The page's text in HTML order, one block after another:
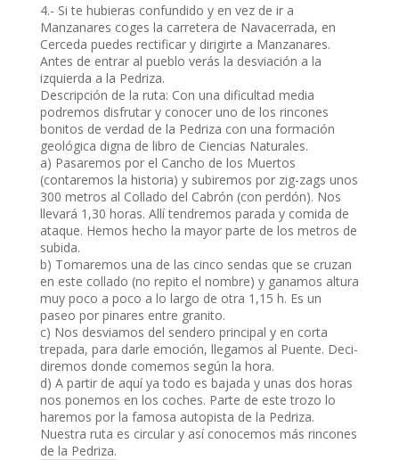
4.- Si te hubieras confundido y en vez de ir a
Manzanares coges la carretera de Navacerrada, en
Cerceda puedes rectificar y dirigirte a Manzanares.
Antes de entrar al pueblo verás la desviación a la
izquierda a la Pedriza.
Descripción de la ruta: Con una dificultad media
podremos disfrutar y conocer uno de los rincones
bonitos de verdad de la Pedriza con una formación
geológica digna de libro de Ciencias Naturales.
a) Pasaremos por el Cancho de los Muertos
(contaremos la historia) y subiremos por zig-zags unos
300 metros al Collado del Cabrón (con perdón). Nos
llevará 1,30 horas. Allí tendremos parada y comida de
ataque. Hemos hecho la mayor parte de los metros de
subida.
b) Tomaremos una de las cinco sendas que se cruzan
en este collado (no repito el nombre) y ganamos altura
muy poco a poco a lo largo de otra 1,15 h. Es un
paseo por pinares entre granito.
c) Nos desviamos del sendero principal y en corta
trepada, para darle emoción, llegamos al Puente. Deci-
diremos donde comemos según la hora.
d) A partir de aquí ya todo es bajada y unas dos horas
nos ponemos en los coches. Parte de este trozo lo
haremos por la famosa autopista de la Pedriza.
Nuestra ruta es circular y así conocemos más rincones
de la Pedriza.